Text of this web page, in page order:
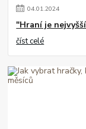
04.01.2024
"Hraní je
číst celé